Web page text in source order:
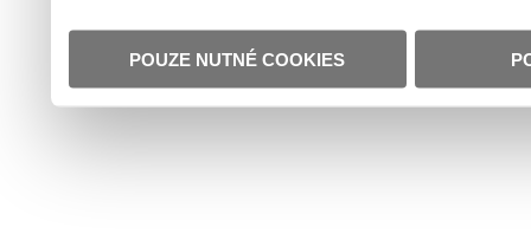
POUZE NUTNÉ COOKIES